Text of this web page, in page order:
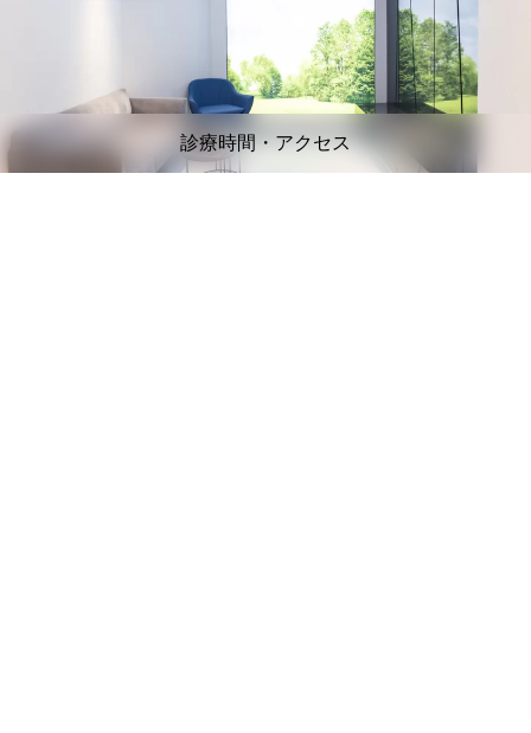
診療時間・アクセス